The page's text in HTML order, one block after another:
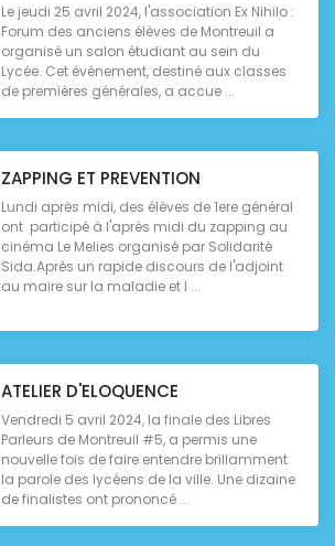
Le jeudi 25 avril 2024, l'association Ex Nihilo :
Forum des anciens élèves de Montreuil a
organisé un salon étudiant au sein du
Lycée. Cet événement, destiné aux classes
de premières générales, a accue ...
ZAPPING ET PREVENTION
Lundi après midi, des élèves de 1ere général
ont participé à l'après midi du zapping au
cinéma Le Melies organisé par Solidarité
Sida.Après un rapide discours de l'adjoint
au maire sur la maladie et l ...
ATELIER D'ELOQUENCE
Vendredi 5 avril 2024, la finale des Libres
Parleurs de Montreuil #5, a permis une
nouvelle fois de faire entendre brillamment
la parole des lycéens de la ville. Une dizaine
de finalistes ont prononcé ...